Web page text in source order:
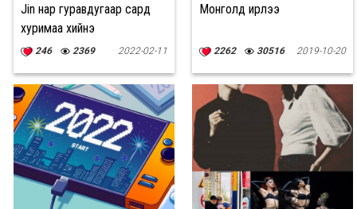
Jin нар гуравдугаар сард
хуримаа хийнэ
246 2369 2022-02-11
Монголд ирлээ
2262 30516 2019-10-20